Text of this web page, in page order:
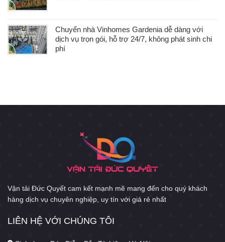
Chuyển nhà Vinhomes Gardenia dễ dàng với
dịch vụ trọn gói, hỗ trợ 24/7, không phát sinh chi
phí
Vận tải Đức Quyết cam kết mạnh mẽ mang đến cho quý khách
hàng dịch vụ chuyên nghiệp, uy tín với giá rẻ nhất
LIÊN HỆ VỚI CHÚNG TÔI